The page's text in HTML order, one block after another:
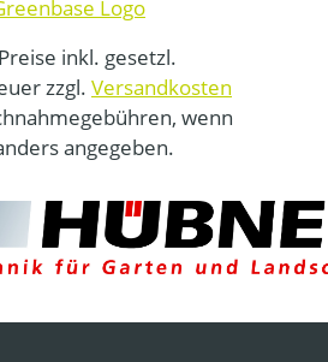
inkl. gesetzl.
zzgl. Versandkosten
wenn
angegeben.